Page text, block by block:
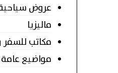
عروض
ماليزيا
مكاتب للسفر
مواضيع عامة